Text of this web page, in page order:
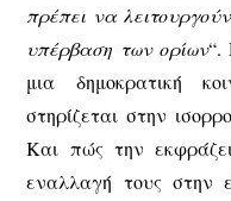
πρέπει να
υπέρβαση των ορίων“.
μια δημοκρατική
στηρίζεται στην
Και πώς την
εναλλαγή τους στην